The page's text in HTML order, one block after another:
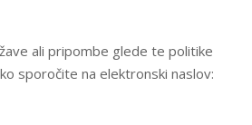
ali pripombe glede te politike
sporočite na elektronski naslov: